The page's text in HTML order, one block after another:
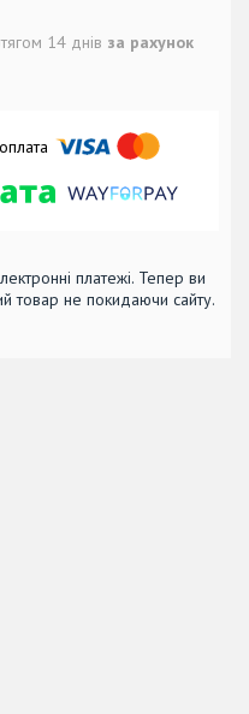
14 днів за рахунок
платежі. Тепер ви
товар не покидаючи сайту.